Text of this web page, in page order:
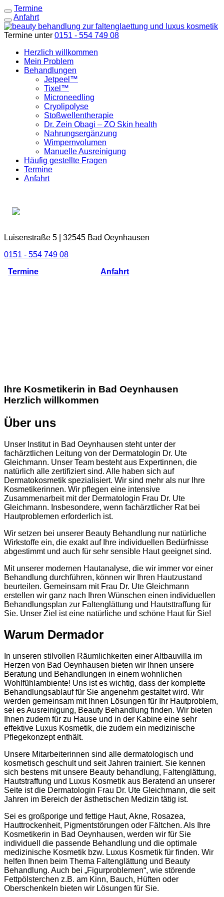
Termine
Anfahrt
Termine unter 0151 - 554 749 08
Herzlich willkommen
Mein Problem
Behandlungen
Jetpeel™
Tixel™
Microneedling
Cryolipolyse
Stoßwellentherapie
Dr. Zein Obagi – ZO Skin health
Nahrungsergänzung
Wimpernvolumen
Manuelle Ausreinigung
Häufig gestellte Fragen
Termine
Anfahrt
Luisenstraße 5 | 32545 Bad Oeynhausen
0151 - 554 749 08
Termine
Anfahrt
Ihre Kosmetikerin in Bad Oeynhausen
Herzlich willkommen
Über uns
Unser Institut in Bad Oeynhausen steht unter der
fachärztlichen Leitung von der Dermatologin Dr. Ute
Gleichmann. Unser Team besteht aus Expertinnen, die
natürlich alle zertifiziert sind. Alle haben sich auf
Dermatokosmetik spezialisiert. Wir sind mehr als nur Ihre
Kosmetikerinnen. Wir pflegen eine intensive
Zusammenarbeit mit der Dermatologin Frau Dr. Ute
Gleichmann. Insbesondere, wenn fachärztlicher Rat bei
Hautproblemen erforderlich ist.
Wir setzen bei unserer Beauty Behandlung nur natürliche
Wirkstoffe ein, die exakt auf Ihre individuellen Bedürfnisse
abgestimmt und auch für sehr sensible Haut geeignet sind.
Mit unserer modernen Hautanalyse, die wir immer vor einer
Behandlung durchführen, können wir Ihren Hautzustand
beurteilen. Gemeinsam mit Frau Dr. Ute Gleichmann
erstellen wir ganz nach Ihren Wünschen einen individuellen
Behandlungsplan zur Faltenglättung und Hautsttraffung für
Sie. Unser Ziel ist eine natürliche und schöne Haut für Sie!
Warum Dermador
In unseren stilvollen Räumlichkeiten einer Altbauvilla im
Herzen von Bad Oeynhausen bieten wir Ihnen unsere
Beratung und Behandlungen in einem wohnlichen
Wohlfühlambiente! Uns ist es wichtig, dass der komplette
Behandlungsablauf für Sie angenehm gestaltet wird. Wir
werden gemeinsam mit Ihnen Lösungen für Ihr Hautproblem,
sei es Ausreinigung, Beauty Behandlung finden. Wir bieten
Ihnen zudem für zu Hause und in der Kabine eine sehr
effektive Luxus Kosmetik, die zudem ein medizinische
Pflegekonzept enthält.
Unsere Mitarbeiterinnen sind alle dermatologisch und
kosmetisch geschult und seit Jahren trainiert. Sie kennen
sich bestens mit unsere Beauty behandlung, Faltenglättung,
Hautstraffung und Luxus Kosmetik aus Beratend an unserer
Seite ist die Dermatologin Frau Dr. Ute Gleichmann, die seit
Jahren im Bereich der ästhetischen Medizin tätig ist.
Sei es großporige und fettige Haut, Akne, Rosazea,
Hauttrockenheit, Pigmentstörungen oder Fältchen. Als Ihre
Kosmetikerin in Bad Oeynhausen, werden wir für Sie
individuell die passende Behandlung und die optimale
medizinische Kosmetik bzw. Luxus Kosmetik für finden. Wir
helfen Ihnen beim Thema Faltenglättung und Beauty
Behandlung. Auch bei „Figurproblemen“, wie störende
Fettpölsterchen z.B. am Kinn, Bauch, Hüften oder
Oberschenkeln bieten wir Lösungen für Sie.